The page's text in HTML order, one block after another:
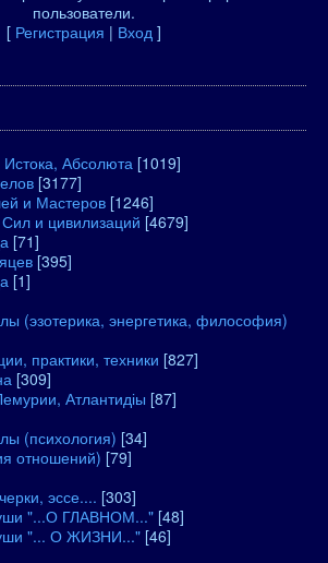
пользователи.
[ Регистрация | Вход ]
Абсолюта [1019]
[3177]
и Мастеров [1246]
и цивилизаций [4679]
[71]
[395]
[1]
(эзотерика, энергетика, философия)
практики, техники [827]
[309]
Атлантидіы [87]
(психология) [34]
отношений) [79]
эссе.... [303]
"...О ГЛАВНОМ..." [48]
"... О ЖИЗНИ..." [46]